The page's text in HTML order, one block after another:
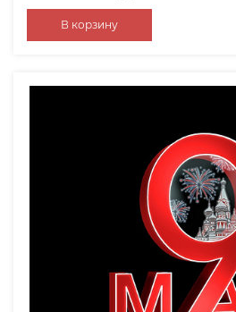
В корзину